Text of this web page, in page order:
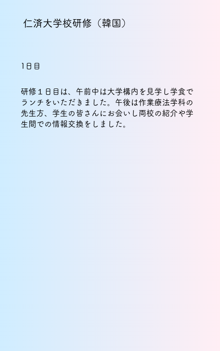
仁済大学校研修（韓国）
1日目
研修１日目は、午前中は大学構内を見学し学食で
ランチをいただきました。午後は作業療法学科の
先生方、学生の皆さんにお会いし両校の紹介や学
生間での情報交換をしました。